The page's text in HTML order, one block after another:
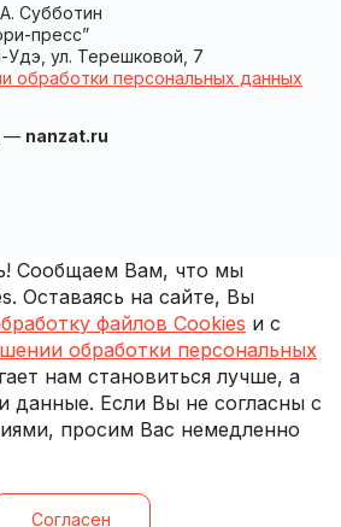
Субботин
пресс”
Удэ, ул. Терешковой, 7
обработки персональных данных
— nanzat.ru
Сообщаем Вам, что мы
Оставаясь на сайте, Вы
файлов Cookies и с
обработки персональных
нам становиться лучше, а
данные. Если Вы не согласны с
просим Вас немедленно
Согласен